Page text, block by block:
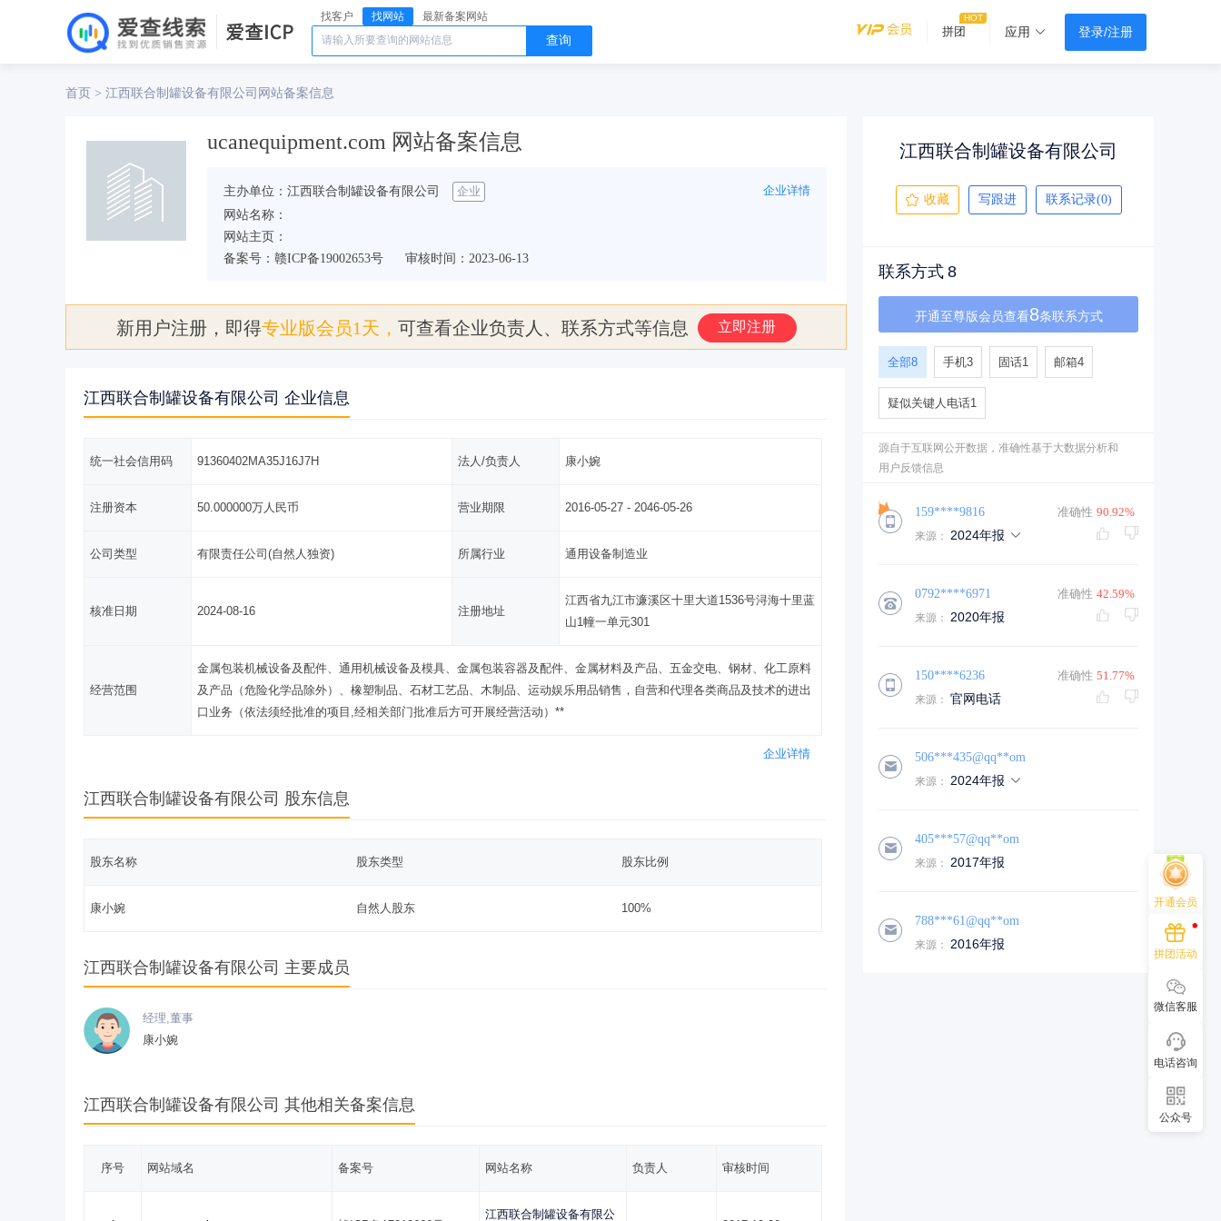
找客户 找网站 最新备案网站
查询
拼团 应用 登录/注册
首页 > 江西联合制罐设备有限公司 网站备案信息
ucanequipment.com 网站备案信息
主办单位：江西联合制罐设备有限公司 企业
企业详情
网站名称：
网站主页：
备案号：赣ICP备19002653号
审核时间：2023-06-13
新用户注册，即得专业版会员1天， 可查看企业负责人、联系方式等信息 立即注册
江西联合制罐设备有限公司 企业信息
统一社会信用码 91360402MA35J16J7H 法人/负责人 康小婉
注册资本 50.000000万人民币 营业期限 2016-05-27 - 2046-05-26
公司类型 有限责任公司(自然人独资) 所属行业 通用设备制造业
核准日期 2024-08-16 注册地址
江西省九江市濂溪区十里大道1536号浔海十里蓝
山1幢一单元301
经营范围
金属包装机械设备及配件、通用机械设备及模具、金属包装容器及配件、金属材料及产品、五金交电、钢材、化工原料
及产品（危险化学品除外）、橡塑制品、石材工艺品、木制品、运动娱乐用品销售，自营和代理各类商品及技术的进出
口业务（依法须经批准的项目,经相关部门批准后方可开展经营活动）**
企业详情
江西联合制罐设备有限公司 股东信息
股东名称 股东类型 股东比例
康小婉 自然人股东 100%
江西联合制罐设备有限公司 主要成员
经理,董事
康小婉
江西联合制罐设备有限公司 其他相关备案信息
序号 网站域名 备案号 网站名称 负责人 审核时间
江西联合制罐设备有限公
江西联合制罐设备有限公司
收藏 写跟进 联系记录(0)
联系方式 8
开通至尊版会员查看8条联系方式
全部8 手机3 固话1 邮箱4
疑似关键人电话1
源自于互联网公开数据，准确性基于大数据分析和
用户反馈信息
159****9816 准确性 90.92%
来源： 2024年报
0792****6971 准确性 42.59%
来源： 2020年报
150****6236 准确性 51.77%
来源： 官网电话
506***435@qq**om
来源： 2024年报
405***57@qq**om
来源： 2017年报
788***61@qq**om
来源： 2016年报
开通会员
拼团活动
微信客服
电话咨询
公众号